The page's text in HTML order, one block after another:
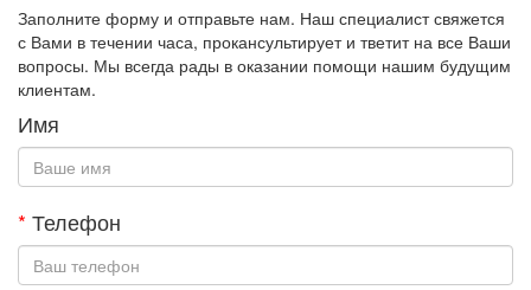
Заполните форму и отправьте нам. Наш специалист свяжется
с Вами в течении часа, прокансультирует и тветит на все Ваши
вопросы. Мы всегда рады в оказании помощи нашим будущим
клиентам.
Имя
* Телефон